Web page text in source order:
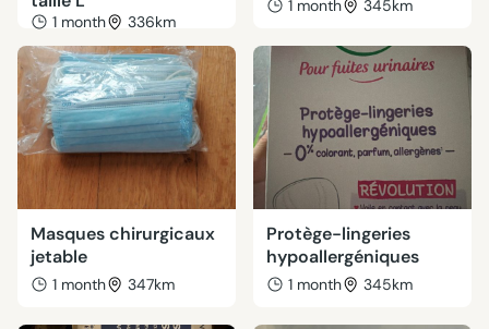
1 month 336km
1 month 345km
Masques chirurgicaux
jetable
1 month 347km
Protège-lingeries
hypoallergéniques
1 month 345km